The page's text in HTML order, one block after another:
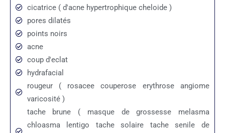
cicatrice ( d'acne hypertrophique cheloide )
pores dilatés
points noirs
acne
coup d'eclat
hydrafacial
rougeur ( rosacee couperose erythrose angiome
varicosité )
tache brune ( masque de grossesse melasma
chloasma lentigo tache solaire tache senile de